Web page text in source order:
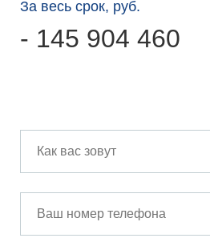
За весь срок, руб.
- 145 904 460